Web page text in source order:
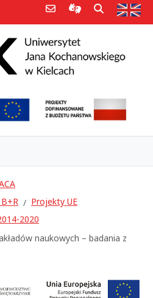
Poczta e-mailInformacje dla
Szukaj
Projekty UE
2020
naukowych – badania z